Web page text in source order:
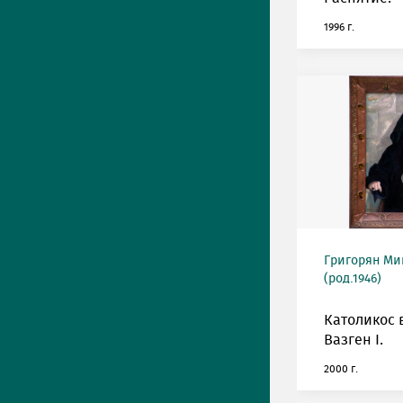
1996 г.
Григорян
(род.1946)
Католикос
Вазген I.
2000 г.